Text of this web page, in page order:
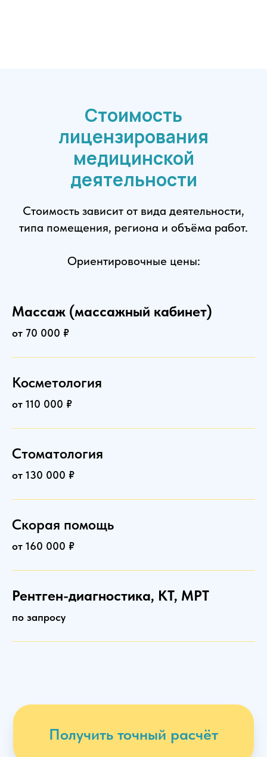
Стоимость
лицензирования
медицинской
деятельности
Стоимость зависит от вида деятельности,
типа помещения, региона и объёма работ.
Ориентировочные цены:
Массаж (массажный кабинет)
от 70 000 ₽
Косметология
от 110 000 ₽
Стоматология
от 130 000 ₽
Скорая помощь
от 160 000 ₽
Рентген-диагностика, КТ, МРТ
по запросу
Получить точный расчёт
Расскажем все нюансы
Консультация